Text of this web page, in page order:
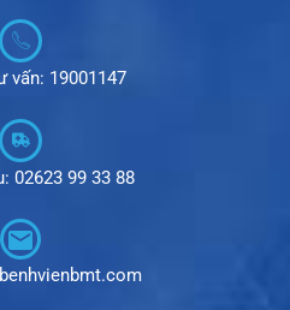
vấn: 19001147
02623 99 33 88